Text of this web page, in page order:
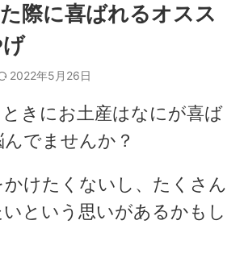
際に喜ばれるオスス
2022年5月26日
きにお土産はなにが喜ば
でませんか？
けたくないし、たくさん
という思いがあるかもし